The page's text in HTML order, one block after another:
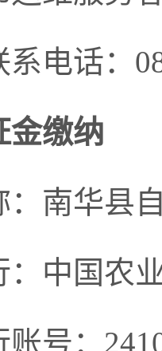
电话：
金缴纳
：南华县
：中国农
号：